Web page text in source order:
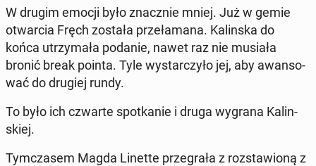
W drugim emocji było znacz­nie mniej. Już w gemie
otwar­cia Fręch została prze­ła­ma­na. Ka­lin­ska do
końca utrzy­ma­ła podanie, nawet raz nie musiała
bronić break pointa. Tyle wy­star­czy­ło jej, aby awan­so­
wać do drugiej rundy.
To było ich czwarte spo­tka­nie i druga wygrana Ka­lin­
skiej.
Tym­cza­sem Magda Linette prze­gra­ła z roz­sta­wio­ną z